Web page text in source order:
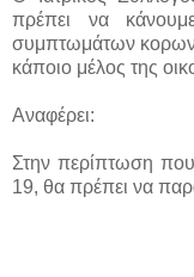
πρέπει να
συμπτωμάτων
κάποιο μέλος της
Αναφέρει:
Στην περίπτωση
19, θα πρέπει να